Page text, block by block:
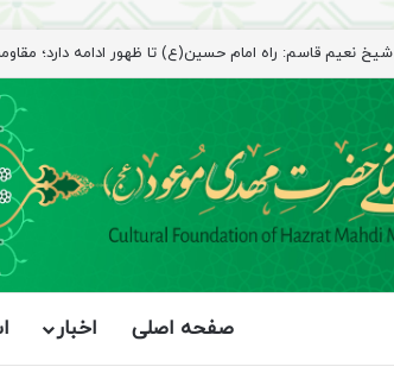
شیخ نعیم قاسم: راه امام حسین(ع) تا ظهور ادامه دارد؛
صفحه اصلی اخبار